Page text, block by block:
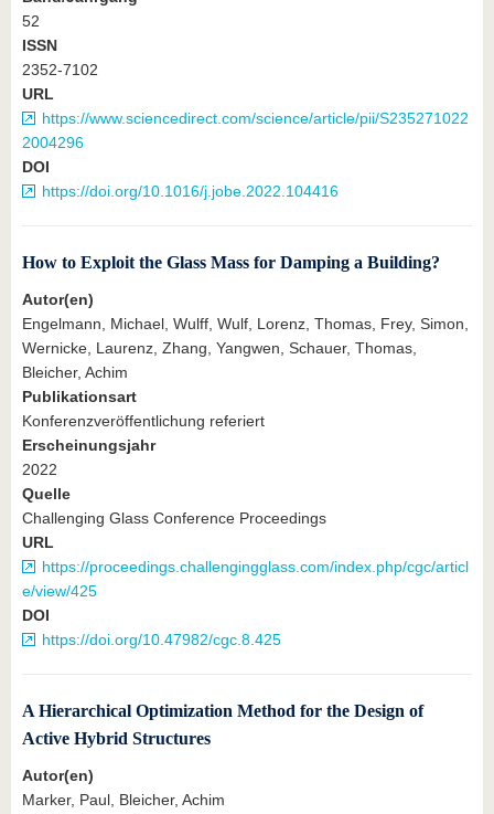
52
ISSN
2352-7102
URL
https://www.sciencedirect.com/science/article/pii/S235271022
2004296
DOI
https://doi.org/10.1016/j.jobe.2022.104416
How to Exploit the Glass Mass for Damping a Building?
Autor(en)
Engelmann, Michael, Wulff, Wulf, Lorenz, Thomas, Frey, Simon,
Wernicke, Laurenz, Zhang, Yangwen, Schauer, Thomas,
Bleicher, Achim
Publikationsart
Konferenzveröffentlichung referiert
Erscheinungsjahr
2022
Quelle
Challenging Glass Conference Proceedings
URL
https://proceedings.challengingglass.com/index.php/cgc/articl
e/view/425
DOI
https://doi.org/10.47982/cgc.8.425
A Hierarchical Optimization Method for the Design of
Active Hybrid Structures
Autor(en)
Marker, Paul, Bleicher, Achim